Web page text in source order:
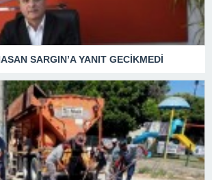
SARGIN’A YANIT GECİKMEDİ